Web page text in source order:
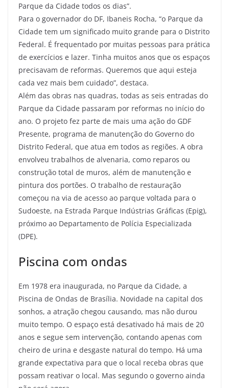
Parque da Cidade todos os dias”.
Para o governador do DF, Ibaneis Rocha, “o Parque da
Cidade tem um significado muito grande para o Distrito
Federal. É frequentado por muitas pessoas para prática
de exercícios e lazer. Tinha muitos anos que os espaços
precisavam de reformas. Queremos que aqui esteja
cada vez mais bem cuidado”, destaca.
Além das obras nas quadras, todas as seis entradas do
Parque da Cidade passaram por reformas no início do
ano. O projeto fez parte de mais uma ação do GDF
Presente, programa de manutenção do Governo do
Distrito Federal, que atua em todos as regiões. A obra
envolveu trabalhos de alvenaria, como reparos ou
construção total de muros, além de manutenção e
pintura dos portões. O trabalho de restauração
começou na via de acesso ao parque voltada para o
Sudoeste, na Estrada Parque Indústrias Gráficas (Epig),
próximo ao Departamento de Polícia Especializada
(DPE).
Piscina com ondas
Em 1978 era inaugurada, no Parque da Cidade, a
Piscina de Ondas de Brasília. Novidade na capital dos
sonhos, a atração chegou causando, mas não durou
muito tempo. O espaço está desativado há mais de 20
anos e segue sem intervenção, contando apenas com
cheiro de urina e desgaste natural do tempo. Há uma
grande expectativa para que o local receba obras que
possam reativar o local. Mas segundo o governo ainda